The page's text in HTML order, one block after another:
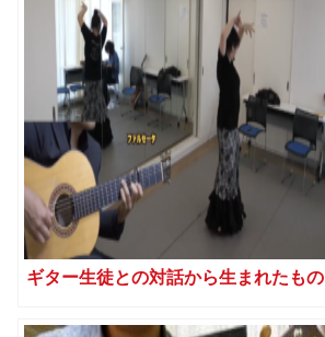
ギター生徒との対話から生まれたもの